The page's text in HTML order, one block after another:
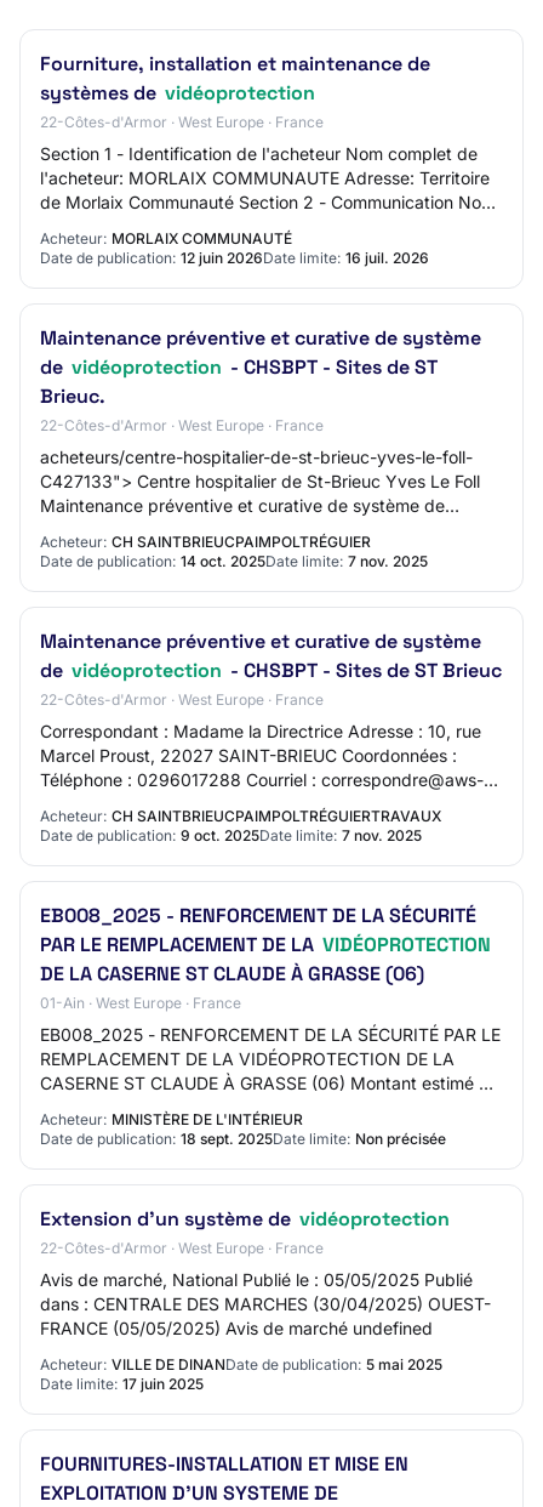
Fourniture, installation et maintenance de
systèmes de vidéoprotection
22-Côtes-d'Armor · West Europe · France
Section 1 - Identification de l'acheteur Nom complet de
l'acheteur: MORLAIX COMMUNAUTE Adresse: Territoire
de Morlaix Communauté Section 2 - Communication Nom
du contact: Service Commande publique Ad…
Acheteur: MORLAIX COMMUNAUTÉ
Date de publication: 12 juin 2026Date limite: 16 juil. 2026
Maintenance préventive et curative de système
de vidéoprotection - CHSBPT - Sites de ST
Brieuc.
22-Côtes-d'Armor · West Europe · France
acheteurs/centre-hospitalier-de-st-brieuc-yves-le-foll-
C427133"> Centre hospitalier de St-Brieuc Yves Le Foll
Maintenance préventive et curative de système de
Acheteur: CH SAINTBRIEUCPAIMPOLTRÉGUIER
Date de publication: 14 oct. 2025Date limite: 7 nov. 2025
Maintenance préventive et curative de système
de vidéoprotection - CHSBPT - Sites de ST Brieuc
22-Côtes-d'Armor · West Europe · France
Correspondant : Madame la Directrice Adresse : 10, rue
Marcel Proust, 22027 SAINT-BRIEUC Coordonnées :
Téléphone : 0296017288 Courriel : correspondre@aws-
france.com Adresse internet : https://www.ch-…
Acheteur: CH SAINTBRIEUCPAIMPOLTRÉGUIERTRAVAUX
Date de publication: 9 oct. 2025Date limite: 7 nov. 2025
EB008_2025 - RENFORCEMENT DE LA SÉCURITÉ
PAR LE REMPLACEMENT DE LA VIDÉOPROTECTION
DE LA CASERNE ST CLAUDE À GRASSE (06)
01-Ain · West Europe · France
EB008_2025 - RENFORCEMENT DE LA SÉCURITÉ PAR LE
REMPLACEMENT DE LA VIDÉOPROTECTION DE LA
CASERNE ST CLAUDE À GRASSE (06) Montant estimé du
marché: 50000 EURO Date cible de publication (Attention
: Da…
Acheteur: MINISTÈRE DE L'INTÉRIEUR
Date de publication: 18 sept. 2025Date limite: Non précisée
Extension d'un système de vidéoprotection
22-Côtes-d'Armor · West Europe · France
Avis de marché, National Publié le : 05/05/2025 Publié
dans : CENTRALE DES MARCHES (30/04/2025) OUEST-
FRANCE (05/05/2025) Avis de marché undefined
Acheteur: VILLE DE DINANDate de publication: 5 mai 2025
Date limite: 17 juin 2025
FOURNITURES-INSTALLATION ET MISE EN
EXPLOITATION D'UN SYSTEME DE